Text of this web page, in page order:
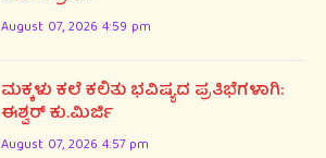
August 07, 2026 4:59 pm
ಮಕ್ಕಳು ಕಲೆ ಕಲಿತು ಭವಿಷ್ಯದ ಪ್ರತಿಭೆಗಳಾಗಿ:
ಈಶ್ವರ್ ಕು.ಮಿರ್ಜಿ
August 07, 2026 4:57 pm